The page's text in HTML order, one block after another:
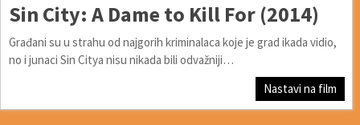
Sin City: A Dame to Kill For (2014)
Građani su u strahu od najgorih kriminalaca koje je grad ikada vidio,
no i junaci Sin Citya nisu nikada bili odvažniji…
Nastavi na film